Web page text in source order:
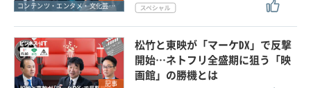
コンテンツ・エンタメ・文化芸能・スポーツ
記事
松竹と東映が「マーケDX」で反撃
開始…ネトフリ全盛期に狙う「映
画館」の勝機とは